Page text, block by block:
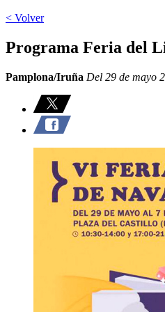
< Volver
Programa Feria del
Pamplona/Iruña Del 29 de mayo